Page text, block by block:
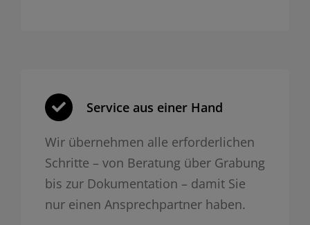
Service aus einer Hand
Wir übernehmen alle erforderlichen
Schritte – von Beratung über Grabung
bis zur Dokumentation – damit Sie
nur einen Ansprechpartner haben.